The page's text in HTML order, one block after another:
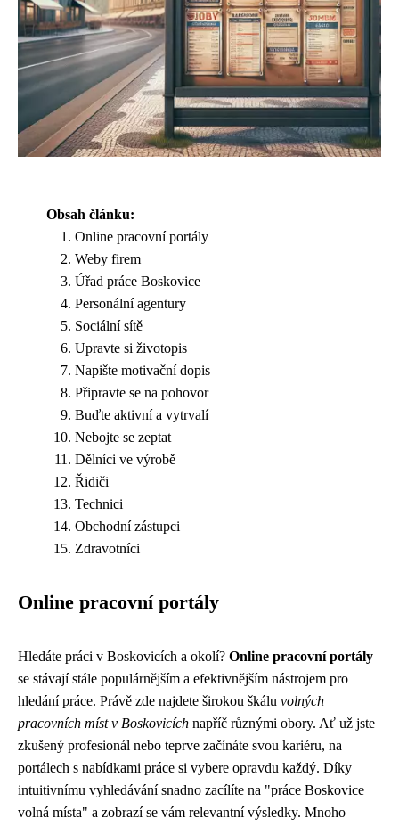
Obsah článku:
Online pracovní portály
Weby firem
Úřad práce Boskovice
Personální agentury
Sociální sítě
Upravte si životopis
Napište motivační dopis
Připravte se na pohovor
Buďte aktivní a vytrvalí
Nebojte se zeptat
Dělníci ve výrobě
Řidiči
Technici
Obchodní zástupci
Zdravotníci
Online pracovní portály
Hledáte práci v Boskovicích a okolí? Online pracovní portály
se stávají stále populárnějším a efektivnějším nástrojem pro
hledání práce. Právě zde najdete širokou škálu volných
pracovních míst v Boskovicích napříč různými obory. Ať už jste
zkušený profesionál nebo teprve začínáte svou kariéru, na
portálech s nabídkami práce si vybere opravdu každý. Díky
intuitivnímu vyhledávání snadno zacílíte na "práce Boskovice
volná místa" a zobrazí se vám relevantní výsledky. Mnoho